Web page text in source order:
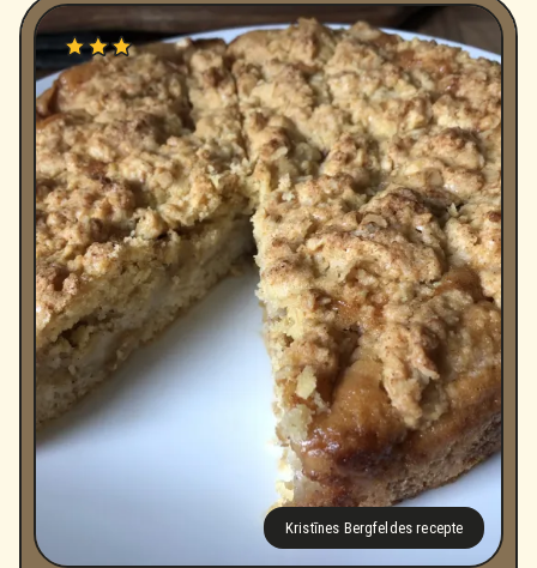
Kristīnes Bergfeldes recepte